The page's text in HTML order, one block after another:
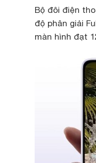
Bộ đôi điện
độ phân giải
màn hình đạt